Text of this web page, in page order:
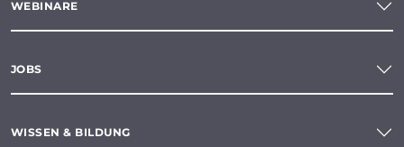
WEBINARE
JOBS
WISSEN & BILDUNG